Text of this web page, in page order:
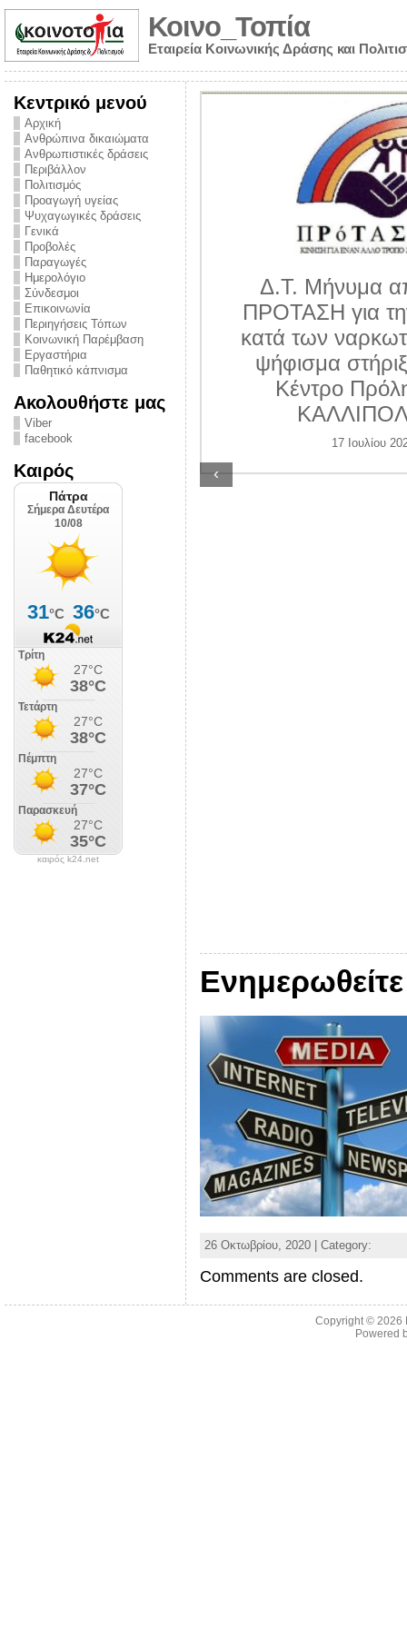
Κοινο_Τοπία
Εταιρεία Κοινωνικής Δράσης και
Κεντρικό μενού
Αρχική
Ανθρώπινα δικαιώματα
Ανθρωπιστικές δράσεις
Περιβάλλον
Πολιτισμός
Προαγωγή υγείας
Ψυχαγωγικές δράσεις
Γενικά
Προβολές
Παραγωγές
Ημερολόγιο
Σύνδεσμοι
Επικοινωνία
Περιηγήσεις Τόπων
Κοινωνική Παρέμβαση
Εργαστήρια
Παθητικό κάπνισμα
Ακολουθήστε μας
Viber
facebook
Καιρός
καιρός k24.net
για τον
– Η έλλειψη
και
Αστυνομίας
πόλη έρμαιο
2026
Δ.Τ. Μήνυμα
ΠΡΟΤΑΣΗ για
κατά των
ψήφισμα
Κέντρο
17 Ιουλίου
‹
26 Οκτωβρίου, 2020 | Category:
Comments are closed.
Copyright © 2026
Powered